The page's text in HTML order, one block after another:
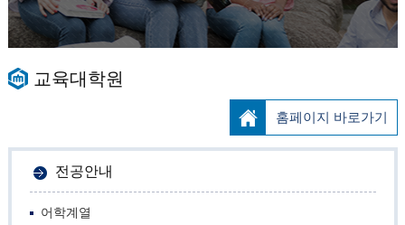
교육대학원
홈페이지 바로가기
전공안내
어학계열